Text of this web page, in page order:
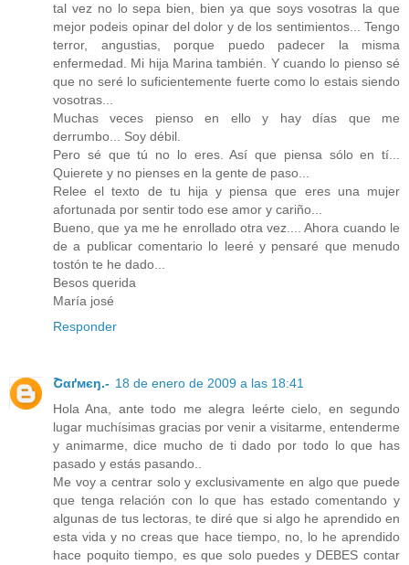
tal vez no lo sepa bien, bien ya que soys vosotras la que
mejor podeis opinar del dolor y de los sentimientos... Tengo
terror, angustias, porque puedo padecer la misma
enfermedad. Mi hija Marina también. Y cuando lo pienso sé
que no seré lo suficientemente fuerte como lo estais siendo
vosotras...
Muchas veces pienso en ello y hay días que me
derrumbo... Soy débil.
Pero sé que tú no lo eres. Así que piensa sólo en tí...
Quierete y no pienses en la gente de paso...
Relee el texto de tu hija y piensa que eres una mujer
afortunada por sentir todo ese amor y cariño...
Bueno, que ya me he enrollado otra vez.... Ahora cuando le
de a publicar comentario lo leeré y pensaré que menudo
tostón te he dado...
Besos querida
María josé
Responder
Շαґмєŋ.- 18 de enero de 2009 a las 18:41
Hola Ana, ante todo me alegra leérte cielo, en segundo
lugar muchísimas gracias por venir a visitarme, entenderme
y animarme, dice mucho de ti dado por todo lo que has
pasado y estás pasando..
Me voy a centrar solo y exclusivamente en algo que puede
que tenga relación con lo que has estado comentando y
algunas de tus lectoras, te diré que si algo he aprendido en
esta vida y no creas que hace tiempo, no, lo he aprendido
hace poquito tiempo, es que solo puedes y DEBES contar